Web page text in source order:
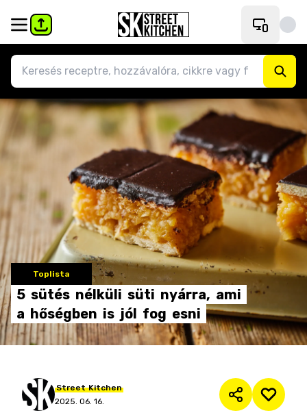
Toplista
5 sütés nélküli süti nyárra, ami
a hőségben is jól fog esni
Street Kitchen
2025. 06. 16.